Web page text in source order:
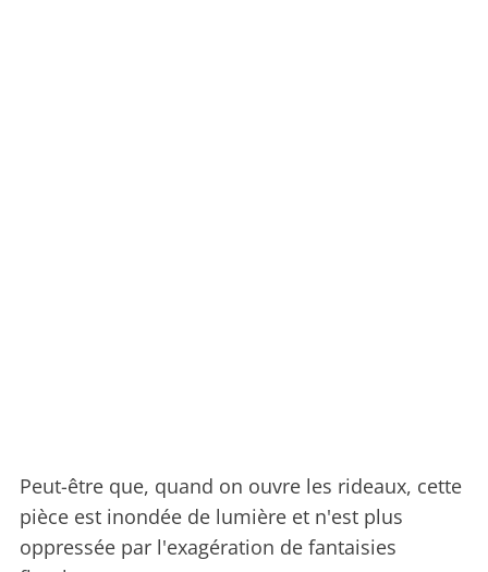
Peut-être que, quand on ouvre les rideaux, cette
pièce est inondée de lumière et n'est plus
oppressée par l'exagération de fantaisies